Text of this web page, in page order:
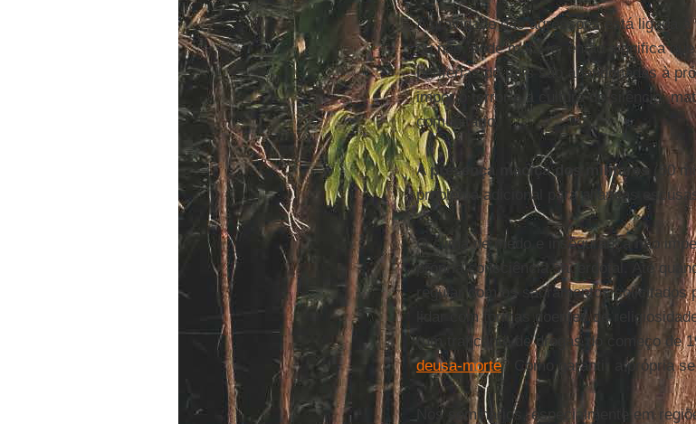
A gravidade das agressões está ligada
ou não, pode matá-lo, então significa
periferias do país são abandonadas à
impor o terror e a cultura do silêncio,
comunitário.
Apresença maciça dos militares(50
problema adicional para alianças
O clima de medo e insegurança não
própria consciência sacerdotal. Até
regular com os sacramentos
lidar com formas doentes de
(um traficante de drogas do começo de
deusa-morte? Como garantir a própria
Nos seminários, especialmente em